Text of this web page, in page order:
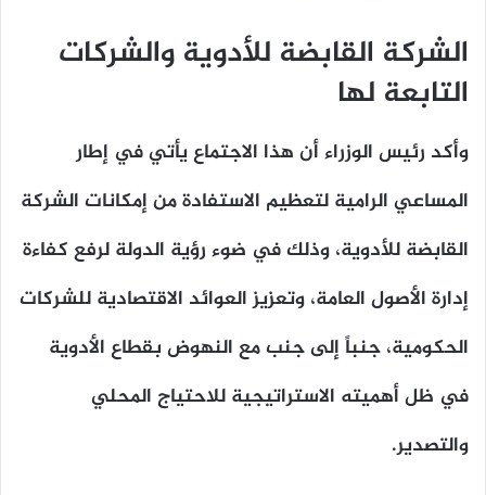
الشركة القابضة للأدوية والشركات
التابعة لها
وأكد رئيس الوزراء أن هذا الاجتماع يأتي في إطار
المساعي الرامية لتعظيم الاستفادة من إمكانات الشركة
القابضة للأدوية، وذلك في ضوء رؤية الدولة لرفع كفاءة
إدارة الأصول العامة، وتعزيز العوائد الاقتصادية للشركات
الحكومية، جنباً إلى جنب مع النهوض بقطاع الأدوية
في ظل أهميته الاستراتيجية للاحتياج المحلي
والتصدير.